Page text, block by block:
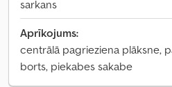
sarkans
Aprīkojums:
centrālā pagrieziena plāksne,
borts, piekabes sakabe